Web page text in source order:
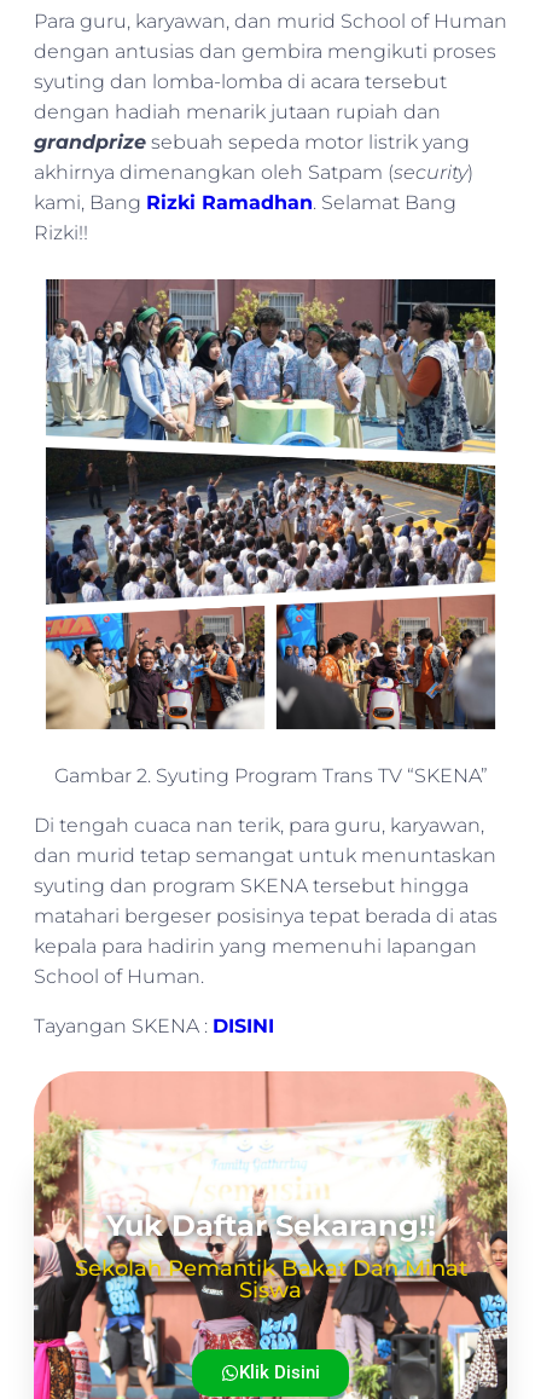
Para guru, karyawan, dan murid School of Human
dengan antusias dan gembira mengikuti proses
syuting dan lomba-lomba di acara tersebut
dengan hadiah menarik jutaan rupiah dan
grandprize sebuah sepeda motor listrik yang
akhirnya dimenangkan oleh Satpam (security)
kami, Bang Rizki Ramadhan. Selamat Bang
Rizki!!
Gambar 2. Syuting Program Trans TV “SKENA”
Di tengah cuaca nan terik, para guru, karyawan,
dan murid tetap semangat untuk menuntaskan
syuting dan program SKENA tersebut hingga
matahari bergeser posisinya tepat berada di atas
kepala para hadirin yang memenuhi lapangan
School of Human.
Tayangan SKENA : DISINI
Yuk Daftar Sekarang!!
Sekolah Pemantik Bakat Dan Minat
Siswa
Klik Disini